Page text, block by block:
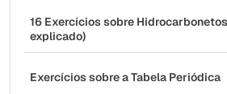
16 Exercícios sobre
explicado)
Exercícios sobre a Tabela Periódica